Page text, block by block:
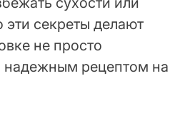
секреты делают
не просто
надежным рецептом на